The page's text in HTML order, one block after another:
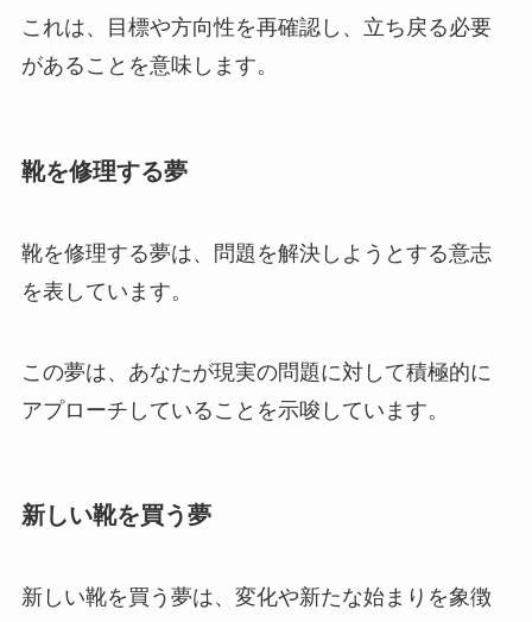
これは、目標や方向性を再確認し、立ち戻る必要
があることを意味します。
靴を修理する夢
靴を修理する夢は、問題を解決しようとする意志
を表しています。
この夢は、あなたが現実の問題に対して積極的に
アプローチしていることを示唆しています。
新しい靴を買う夢
新しい靴を買う夢は、変化や新たな始まりを象徴